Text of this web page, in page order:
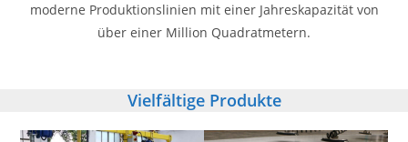
moderne Produktionslinien mit einer Jahreskapazität von
über einer Million Quadratmetern.
Vielfältige Produkte